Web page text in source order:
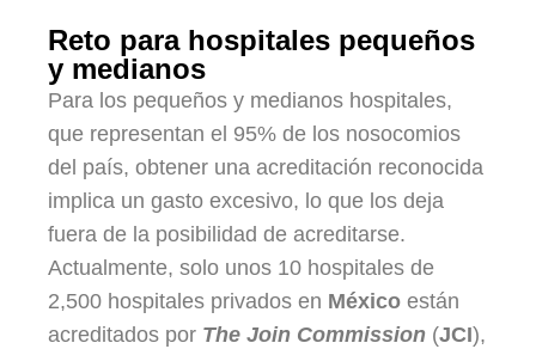
Reto para hospitales pequeños
y medianos
Para los pequeños y medianos hospitales,
que representan el 95% de los nosocomios
del país, obtener una acreditación reconocida
implica un gasto excesivo, lo que los deja
fuera de la posibilidad de acreditarse.
Actualmente, solo unos 10 hospitales de
2,500 hospitales privados en México están
acreditados por The Join Commission (JCI),